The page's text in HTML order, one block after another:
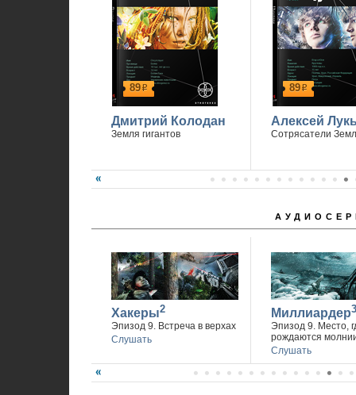
89р
Дмитрий Колодан
Земля гигантов
89р
Алексей
Сотрясатели
Хакеры2
Эпизод 9. Встреча в верхах
Слушать
Миллиардер3
Эпизод 9. Место,
рождаются
Слушать